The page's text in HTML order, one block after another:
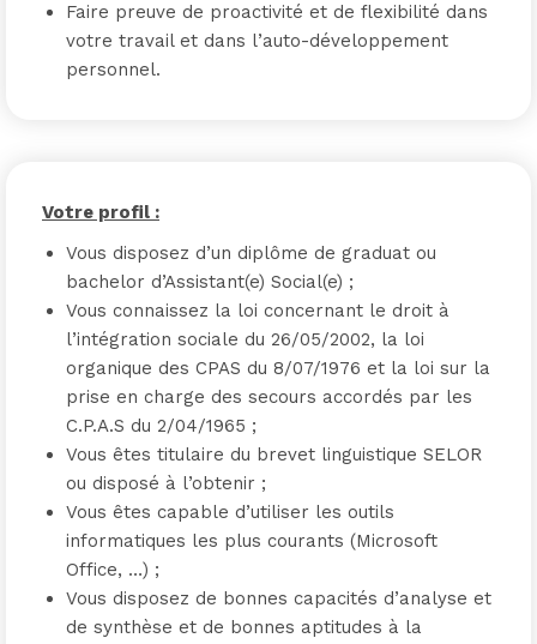
Faire preuve de proactivité et de flexibilité dans
votre travail et dans l’auto-développement
personnel.
Votre profil :
Vous disposez d’un diplôme de graduat ou
bachelor d’Assistant(e) Social(e) ;
Vous connaissez la loi concernant le droit à
l’intégration sociale du 26/05/2002, la loi
organique des CPAS du 8/07/1976 et la loi sur la
prise en charge des secours accordés par les
C.P.A.S du 2/04/1965 ;
Vous êtes titulaire du brevet linguistique SELOR
ou disposé à l’obtenir ;
Vous êtes capable d’utiliser les outils
informatiques les plus courants (Microsoft
Office, …) ;
Vous disposez de bonnes capacités d’analyse et
de synthèse et de bonnes aptitudes à la